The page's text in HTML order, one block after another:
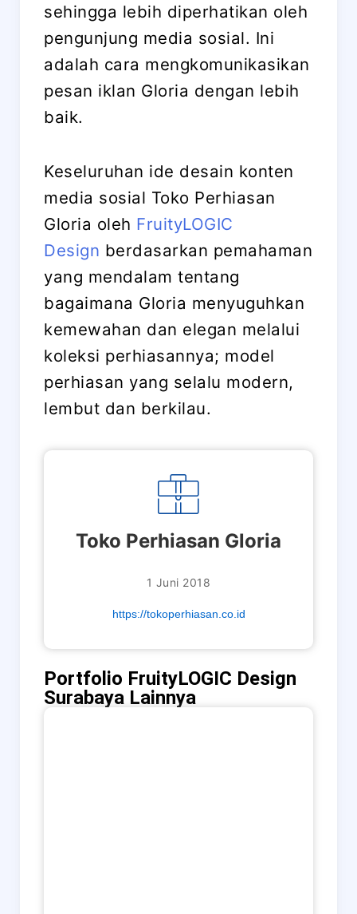
sehingga lebih diperhatikan oleh
pengunjung media sosial. Ini
adalah cara mengkomunikasikan
pesan iklan Gloria dengan lebih
baik.
Keseluruhan ide desain konten
media sosial Toko Perhiasan
Gloria oleh FruityLOGIC
Design berdasarkan pemahaman
yang mendalam tentang
bagaimana Gloria menyuguhkan
kemewahan dan elegan melalui
koleksi perhiasannya; model
perhiasan yang selalu modern,
lembut dan berkilau.
Toko Perhiasan Gloria
1 Juni 2018
https://tokoperhiasan.co.id
Portfolio FruityLOGIC Design
Surabaya Lainnya